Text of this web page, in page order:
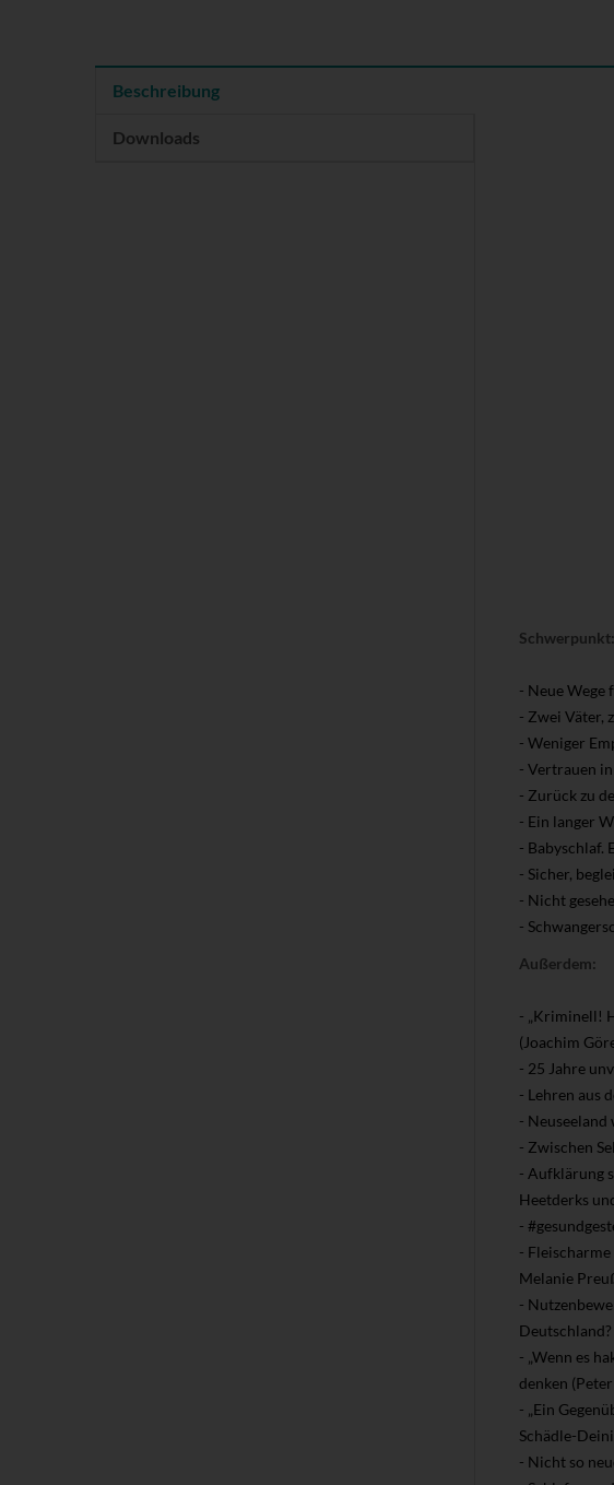
Beschreibung
Downloads
- Neue Wege
- Zwei Väter,
- Weniger
- Vertrauen
- Zurück zu
- Ein langer
- Babyschlaf.
- Sicher,
- Nicht
-
Außerdem:
- „Kriminell!
(Joachim
- 25 Jahre
- Lehren aus
- Neuseeland
- Zwischen
- Aufklärung
Heetderks
-
-
Melanie
-
- „Wenn es
denken
- „Ein
Schädle-
- Nicht so